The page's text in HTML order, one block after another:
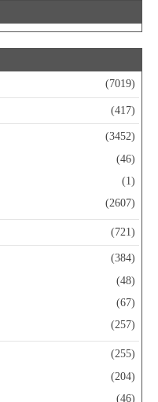
(7019)
(417)
(3452)
(46)
(1)
(2607)
(721)
(384)
(48)
(67)
(257)
(255)
(204)
(46)